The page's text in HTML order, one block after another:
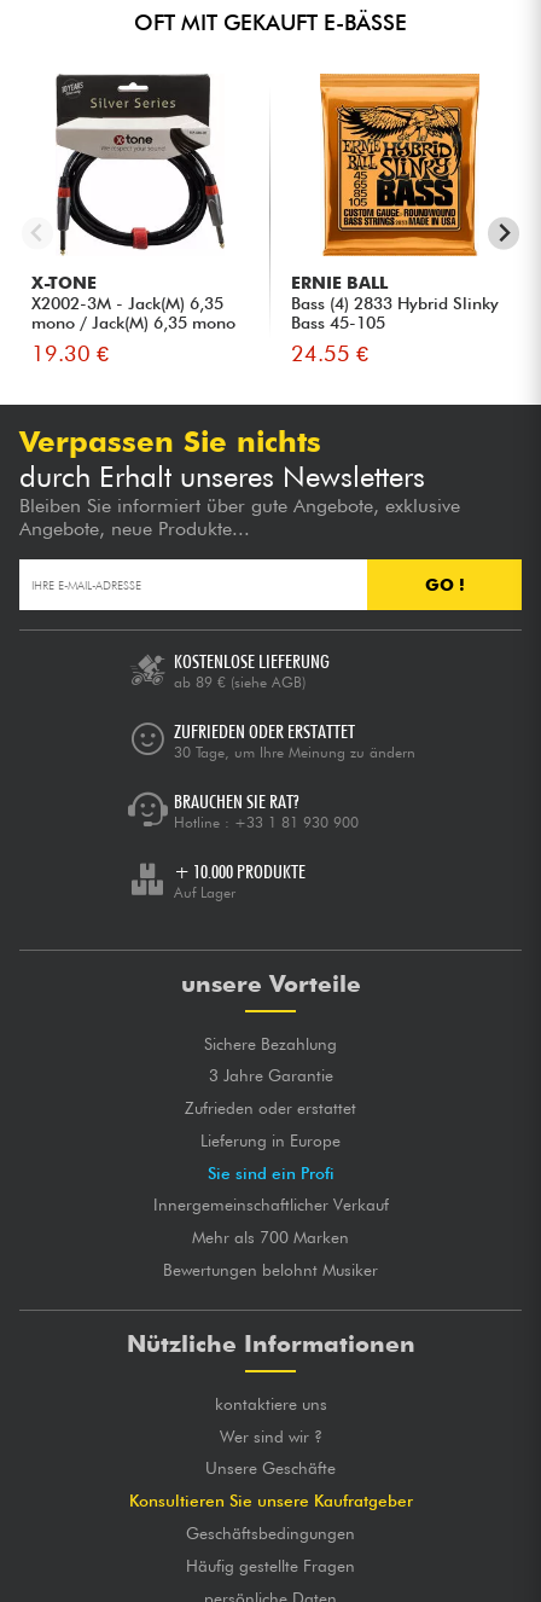
OFT MIT GEKAUFT E-BÄSSE
X-TONE
X2002-3M - Jack(M) 6,35
mono / Jack(M) 6,35 mono
S...
19.30 €
ERNIE BALL
Bass (4) 2833 Hybrid Slinky
Bass 45-105
24.55 €
Verpassen Sie nichts
durch Erhalt unseres Newsletters
Bleiben Sie informiert über gute Angebote, exklusive
Angebote, neue Produkte...
GO !
KOSTENLOSE LIEFERUNG
ab 89 € (siehe AGB)
ZUFRIEDEN ODER ERSTATTET
30 Tage, um Ihre Meinung zu ändern
BRAUCHEN SIE RAT?
Hotline : +33 1 81 930 900
+ 10.000 PRODUKTE
Auf Lager
unsere Vorteile
Sichere Bezahlung
3 Jahre Garantie
Zufrieden oder erstattet
Lieferung in Europe
Sie sind ein Profi
Innergemeinschaftlicher Verkauf
Mehr als 700 Marken
Bewertungen belohnt Musiker
Nützliche Informationen
kontaktiere uns
Wer sind wir ?
Unsere Geschäfte
Konsultieren Sie unsere Kaufratgeber
Geschäftsbedingungen
Häufig gestellte Fragen
persönliche Daten